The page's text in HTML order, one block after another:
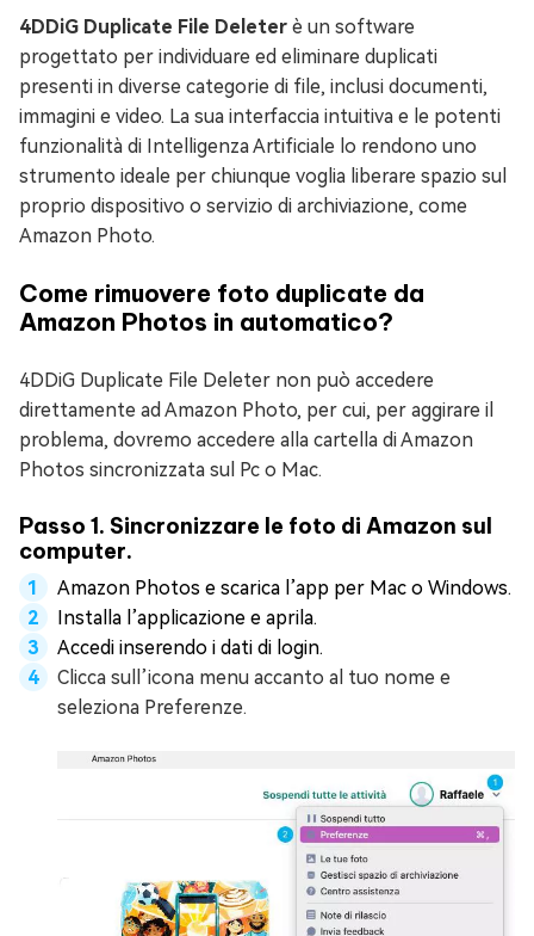
4DDiG Duplicate File Deleter è un software
progettato per individuare ed eliminare duplicati
presenti in diverse categorie di file, inclusi documenti,
immagini e video. La sua interfaccia intuitiva e le potenti
funzionalità di Intelligenza Artificiale lo rendono uno
strumento ideale per chiunque voglia liberare spazio sul
proprio dispositivo o servizio di archiviazione, come
Amazon Photo.
Come rimuovere foto duplicate da
Amazon Photos in automatico?
4DDiG Duplicate File Deleter non può accedere
direttamente ad Amazon Photo, per cui, per aggirare il
problema, dovremo accedere alla cartella di Amazon
Photos sincronizzata sul Pc o Mac.
Passo 1. Sincronizzare le foto di Amazon sul
computer.
Amazon Photos e scarica l’app per Mac o Windows.
Installa l’applicazione e aprila.
Accedi inserendo i dati di login.
Clicca sull’icona menu accanto al tuo nome e
seleziona Preferenze.